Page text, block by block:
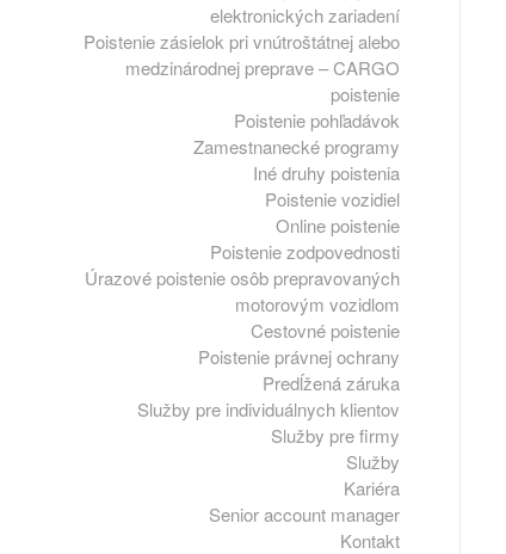
elektronických zariadení
Poistenie zásielok pri vnútroštátnej alebo
medzinárodnej preprave – CARGO
poistenie
Poistenie pohľadávok
Zamestnanecké programy
Iné druhy poistenia
Poistenie vozidiel
Online poistenie
Poistenie zodpovednosti
Úrazové poistenie osôb prepravovaných
motorovým vozidlom
Cestovné poistenie
Poistenie právnej ochrany
Predĺžená záruka
Služby pre individuálnych klientov
Služby pre firmy
Služby
Kariéra
Senior account manager
Kontakt